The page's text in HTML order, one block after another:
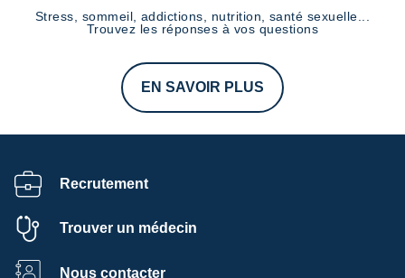
Stress, sommeil, addictions, nutrition, santé sexuelle...
Trouvez les réponses à vos questions
EN SAVOIR PLUS
Recrutement
Trouver un médecin
Nous contacter